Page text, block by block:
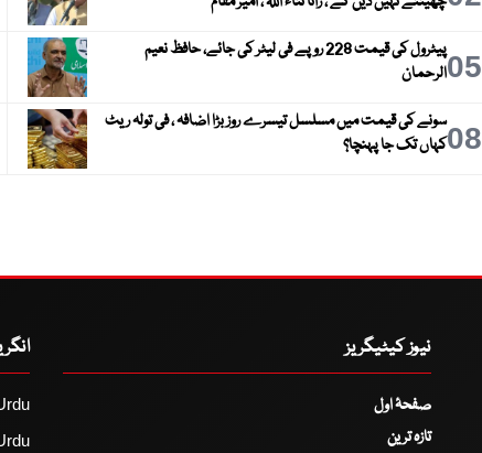
05
پیٹرول کی قیمت 228 روپے فی لیٹر کی جائے، حافظ نعیم
الرحمان
08سونے کی قیمت میں مسلسل تیسرے روز بڑا اضافہ ، فی تولہ ریٹ
کہاں تک جا پہنچا؟
نیوز کیٹیگریز
صفحۂ اول
تازہ ترین